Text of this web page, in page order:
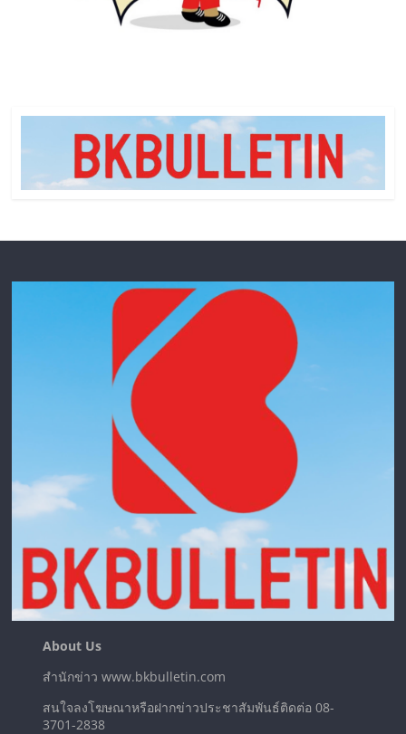
About Us
สำนักข่าว www.bkbulletin.com
สนใจลงโฆษณาหรือฝากข่าวประชาสัมพันธ์ติดต่อ 08-
3701-2838